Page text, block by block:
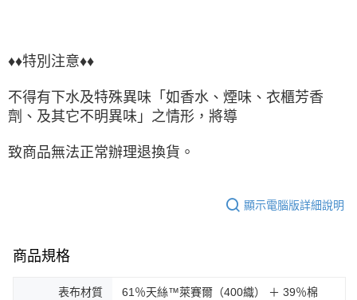
♦♦特別注意♦♦
不得有下水及特殊異味「如香水、煙味、衣櫃芳香
劑、及其它不明異味」之情形，將導
致商品無法正常辦理退換貨。
顯示電腦版詳細說明
商品規格
表布材質
61％天絲™萊賽爾（400織） ＋ 39％棉